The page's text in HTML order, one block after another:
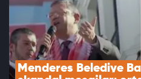
Menderes Belediye